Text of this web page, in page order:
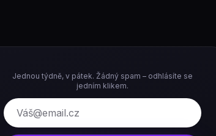
Jednou týdně, v pátek. Žádný spam – odhlásíte se
jedním klikem.
E-mail